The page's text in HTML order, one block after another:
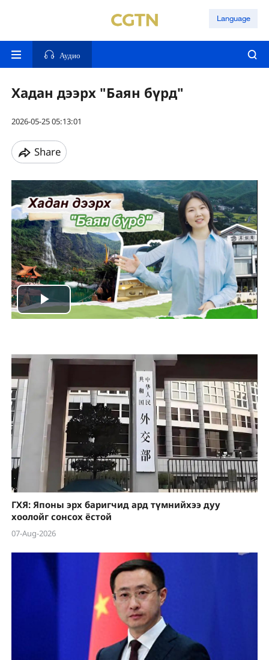
Language
Аудио
Хадан дээрх "Баян бүрд"
2026-05-25 05:13:01
Share
Play
ГХЯ: Японы эрх баригчид ард түмнийхээ дуу
хоолойг сонсох ёстой
07-Aug-2026